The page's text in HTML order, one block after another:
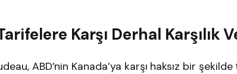
Karşı Derhal Karşılık
ABD’nin Kanada’ya karşı haksız bir